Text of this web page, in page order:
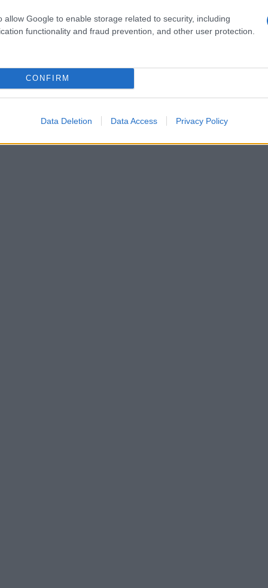
allow Google to enable storage related to security, including
functionality and fraud prevention, and other user protection.
CONFIRM
Data Deletion Data Access Privacy Policy